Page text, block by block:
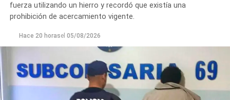
fuerza utilizando un hierro y recordó que existía una
prohibición de acercamiento vigente.
Hace 20 horasel 05/08/2026